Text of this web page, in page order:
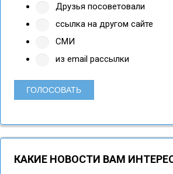
Друзья посоветовали
ссылка на другом сайте
СМИ
из email рассылки
КАКИЕ НОВОСТИ ВАМ